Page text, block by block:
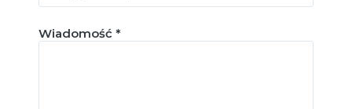
Wiadomość *